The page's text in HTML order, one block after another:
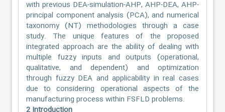
with previous DEA-simulation-AHP, AHP-DEA, AHP-
principal component analysis (PCA), and numerical
taxonomy (NT) methodologies through a case
study. The unique features of the proposed
integrated approach are the ability of dealing with
multiple fuzzy inputs and outputs (operational,
qualitative, and dependent) and optimization
through fuzzy DEA and applicability in real cases
due to considering operational aspects of the
manufacturing process within FSFLD problems.